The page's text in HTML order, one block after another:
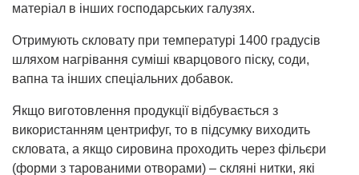
матеріал в інших господарських галузях.
Отримують скловату при температурі 1400 градусів
шляхом нагрівання суміші кварцового піску, соди,
вапна та інших спеціальних добавок.
Якщо виготовлення продукції відбувається з
використанням центрифуг, то в підсумку виходить
скловата, а якщо сировина проходить через фільєри
(форми з тарованими отворами) – скляні нитки, які